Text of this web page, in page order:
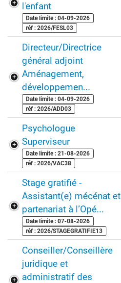
l'enfant
Date limite : 04-09-2026
réf : 2026/FESL03
Directeur/Directrice
général adjoint
Aménagement,
développemen...
Date limite : 04-09-2026
réf : 2026/ADD03
Psychologue
Superviseur
Date limite : 21-08-2026
réf : 2026/VAC38
Stage gratifié -
Assistant(e) mécénat et
partenariat à l’Opé...
Date limite : 07-08-2026
réf : 2026/STAGEGRATIFIE13
Conseiller/Conseillère
juridique et
administratif des